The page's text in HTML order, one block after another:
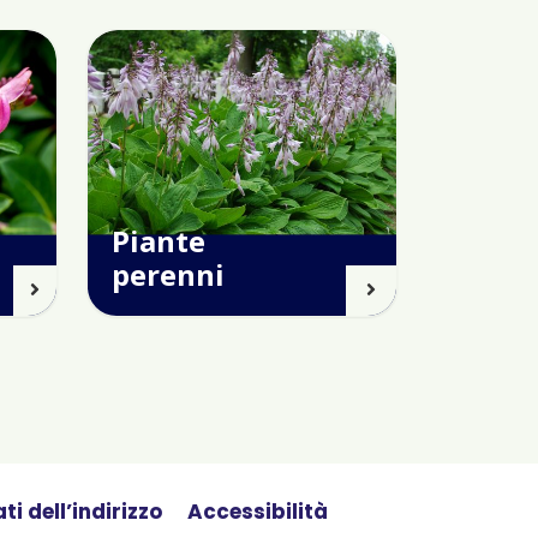
Piante
perenni
dell’indirizzo Accessibilità